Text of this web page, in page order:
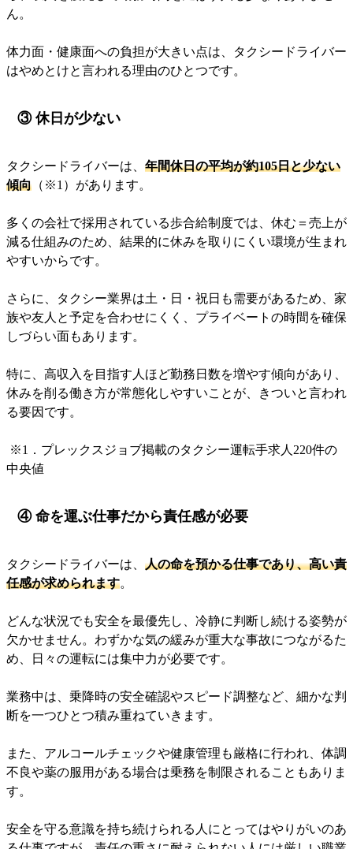
ん。
体力面・健康面への負担が大きい点は、タクシードライバー
はやめとけと言われる理由のひとつです。
③ 休日が少ない
タクシードライバーは、 年間休日の平均が約105日と少ない
傾向 （※1）があります。
多くの会社で採用されている歩合給制度では、休む＝売上が
減る仕組みのため、結果的に休みを取りにくい環境が生まれ
やすいからです。
さらに、タクシー業界は土・日・祝日も需要があるため、家
族や友人と予定を合わせにくく、プライベートの時間を確保
しづらい面もあります。
特に、高収入を目指す人ほど勤務日数を増やす傾向があり、
休みを削る働き方が常態化しやすいことが、きついと言われ
る要因です。
※1．プレックスジョブ掲載のタクシー運転手求人220件の
中央値
④ 命を運ぶ仕事だから責任感が必要
タクシードライバーは、 人の命を預かる仕事であり、高い責
任感が求められます。
どんな状況でも安全を最優先し、冷静に判断し続ける姿勢が
欠かせません。わずかな気の緩みが重大な事故につながるた
め、日々の運転には集中力が必要です。
業務中は、乗降時の安全確認やスピード調整など、細かな判
断を一つひとつ積み重ねていきます。
また、アルコールチェックや健康管理も厳格に行われ、体調
不良や薬の服用がある場合は乗務を制限されることもありま
す。
安全を守る意識を持ち続けられる人にとってはやりがいのあ